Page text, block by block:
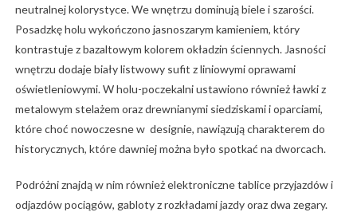
neutralnej kolorystyce. We wnętrzu dominują biele i szarości.
Posadzkę holu wykończono jasnoszarym kamieniem, który
kontrastuje z bazaltowym kolorem okładzin ściennych. Jasności
wnętrzu dodaje biały listwowy sufit z liniowymi oprawami
oświetleniowymi. W holu-poczekalni ustawiono również ławki z
metalowym stelażem oraz drewnianymi siedziskami i oparciami,
które choć nowoczesne w designie, nawiązują charakterem do
historycznych, które dawniej można było spotkać na dworcach.
Podróżni znajdą w nim również elektroniczne tablice przyjazdów i
odjazdów pociągów, gabloty z rozkładami jazdy oraz dwa zegary.